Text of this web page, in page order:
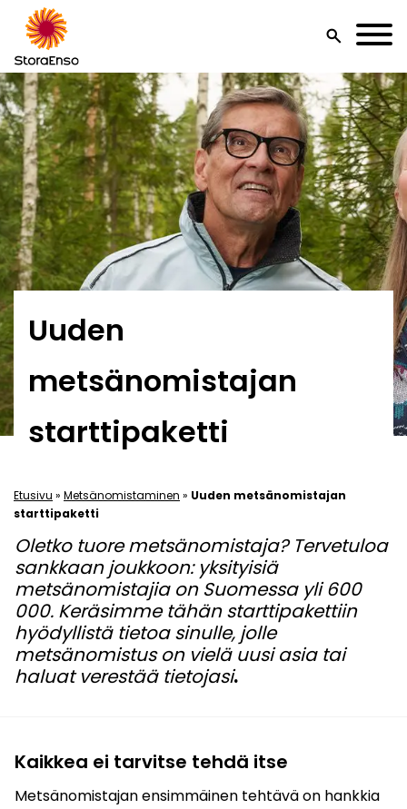
search
Uuden
metsänomistajan
starttipaketti
Etusivu » Metsänomistaminen » Uuden metsänomistajan
starttipaketti
Oletko tuore metsänomistaja? Tervetuloa
sankkaan joukkoon: yksityisiä
metsänomistajia on Suomessa yli 600
000. Keräsimme tähän starttipakettiin
hyödyllistä tietoa sinulle, jolle
metsänomistus on vielä uusi asia tai
haluat verestää tietojasi.
Kaikkea ei tarvitse tehdä itse
Metsänomistajan ensimmäinen tehtävä on hankkia